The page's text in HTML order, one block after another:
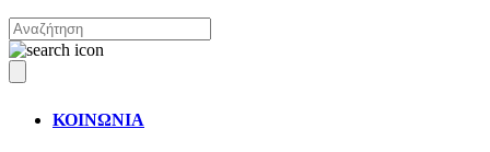
ΚΟΙΝΩΝΙΑ